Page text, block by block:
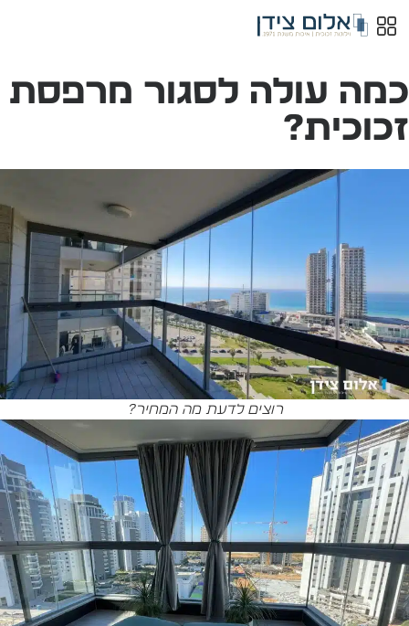
עולה לסגור מרפסת
רוצים לדעת מה המחיר?